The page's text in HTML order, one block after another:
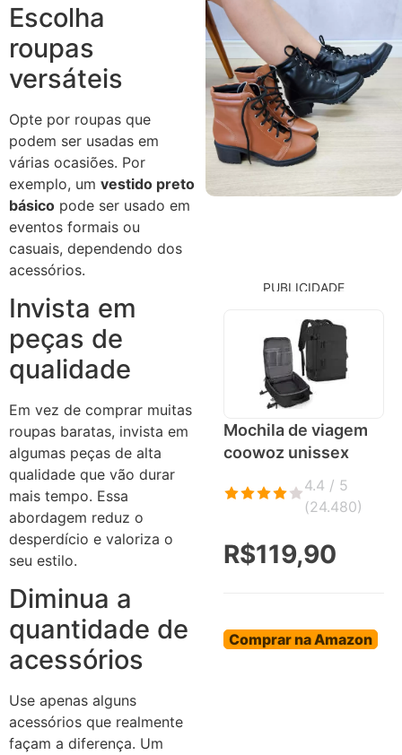
Escolha
roupas
versáteis
Opte por roupas que
podem ser usadas em
várias ocasiões. Por
exemplo, um vestido preto
básico pode ser usado em
eventos formais ou
casuais, dependendo dos
acessórios.
Invista em
peças de
qualidade
Em vez de comprar muitas
roupas baratas, invista em
algumas peças de alta
qualidade que vão durar
mais tempo. Essa
abordagem reduz o
desperdício e valoriza o
seu estilo.
Diminua a
quantidade de
acessórios
Use apenas alguns
acessórios que realmente
façam a diferença. Um
PUBLICIDADE
Mochila de viagem
coowoz unissex
4.4 / 5
(24.480)
R$119,90
Comprar na Amazon